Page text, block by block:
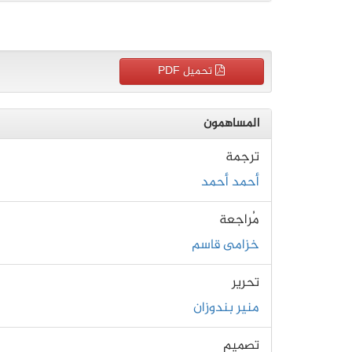
تحميل PDF
المساهمون
ترجمة
أحمد أحمد
مُراجعة
خزامى قاسم
تحرير
منير بندوزان
تصميم